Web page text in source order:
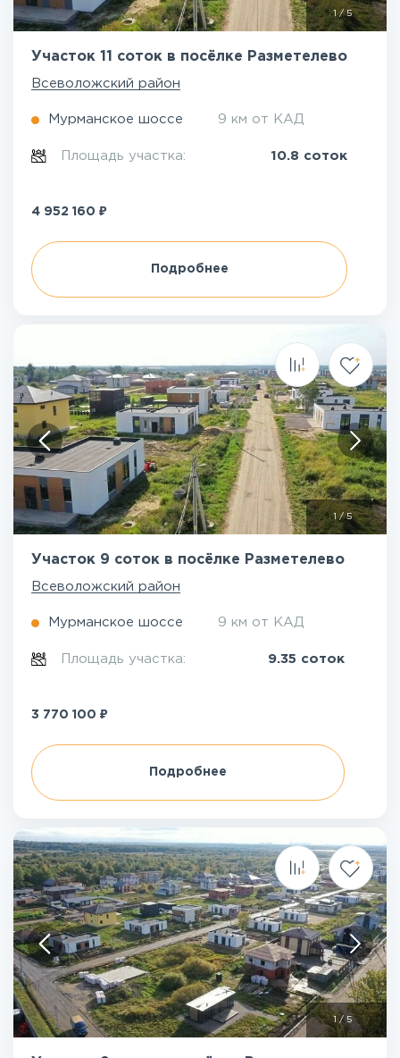
1 /5
Участок 11 соток в посёлке Разметелево
Всеволожский район
Мурманское шоссе 9 км от КАД
Площадь участка: 10.8 соток
4 952 160 ₽
Подробнее
1 /5
Участок 9 соток в посёлке Разметелево
Всеволожский район
Мурманское шоссе 9 км от КАД
Площадь участка: 9.35 соток
3 770 100 ₽
Подробнее
1 /5